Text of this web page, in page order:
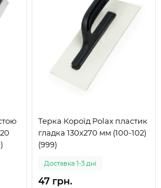
Терка Короїд Polax пластик
гладка 130х270 мм (100-102)
(999)
Доставка 1-3 дні
47 грн.